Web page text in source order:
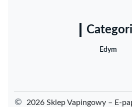
Edym
©
2026 Sklep Vapingowy – E-